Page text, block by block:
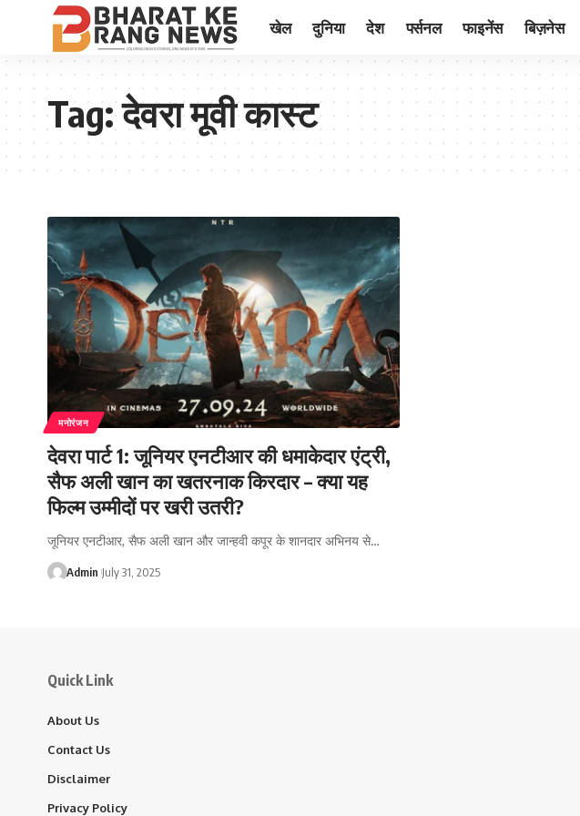
खेल दुनिया देश पर्सनल फाइनेंस बिज़नेस
Tag:देवरा मूवी कास्ट
मनोरंजन
देवरा पार्ट 1: जूनियर एनटीआर की धमाकेदार एंट्री,
सैफ अली खान का खतरनाक किरदार – क्या यह
फिल्म उम्मीदों पर खरी उतरी?
जूनियर एनटीआर, सैफ अली खान और जान्हवी कपूर के शानदार अभिनय से…
Admin July 31, 2025
Quick Link
About Us
Contact Us
Disclaimer
Privacy Policy